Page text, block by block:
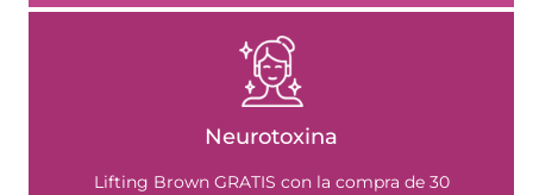
Neurotoxina
Lifting Brown GRATIS con la compra de 30